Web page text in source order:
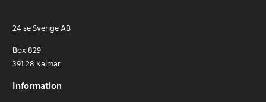
24 se Sverige AB
Box 829
391 28 Kalmar
Information